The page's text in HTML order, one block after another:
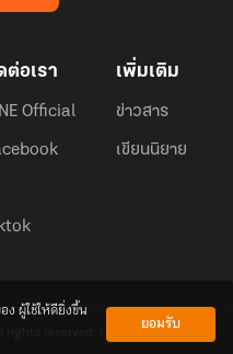
ต่อเรา
Official
เพิ่มเติม
ข่าวสาร
เขียนนิยาย
ผู้ใช้ให้ดียิ่งขึ้น
ยอมรับ